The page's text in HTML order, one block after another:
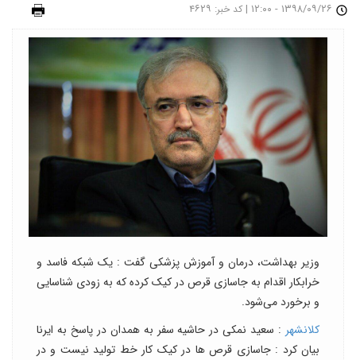
| کد خبر: ۴۶۲۹
وزیر بهداشت، درمان و آموزش پزشکی گفت : یک شبکه فاسد و
خرابکار اقدام به جاسازی قرص در کیک کرده که به زودی شناسایی
و برخورد می‌شود.
کلانشهر : سعید نمکی در حاشیه سفر به همدان در پاسخ به ایرنا
بیان کرد : جاسازی قرص ها در کیک کار خط تولید نیست و در